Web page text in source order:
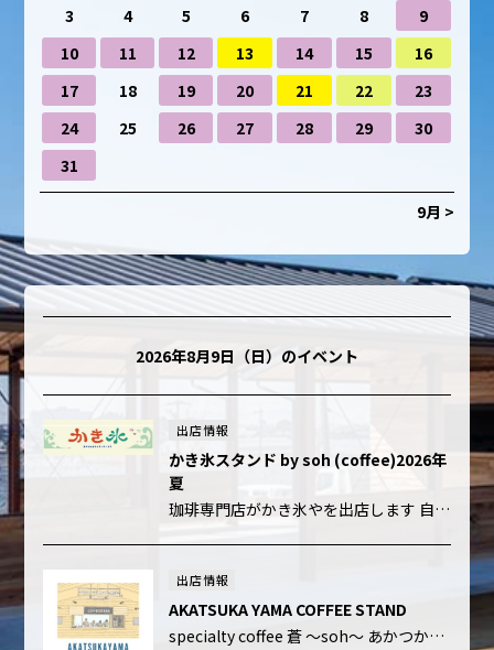
3
4 5 6 7 8
9
10
11 12 13 14 15
16
17
18 19 20 21 22
23
24
25 26 27 28 29
30
31
9月 >
2026年8月9日（日） のイベント
出店情報
かき氷スタンド by soh (coffee)2026年
夏
珈琲専門店がかき氷やを出店します 自家焙煎珈琲豆店スペシャリティコーヒー蒼が運営する かき氷スタンドです 赤塚山公園の「あかつかテラス」2026年 夏休み限定企画 【あかつかやま かき氷 スタンド】 2026年7月17日 […]
出店情報
AKATSUKA YAMA COFFEE STAND
specialty coffee 蒼 ～soh～ あかつかテラスでの出店予定は、月・木・金・土・日 淹れたて・挽きたて・煎りたてを大切にした移動販売珈琲を提供している蒼さん。 豆はすべて高品質のスペシャルコーヒーで、 […]